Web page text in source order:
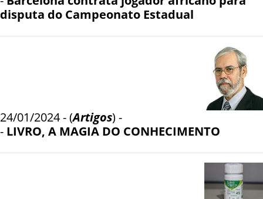
disputa do Campeonato Estadual
24/01/2024 - (Artigos) -
- LIVRO, A MAGIA DO CONHECIMENTO